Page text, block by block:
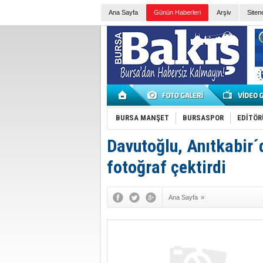
Ana Sayfa Günün Haberleri Arşiv
BURSA MANŞET BURSASPOR
Davutoğlu,
fotoğraf çektirdi
Ana Sayfa »